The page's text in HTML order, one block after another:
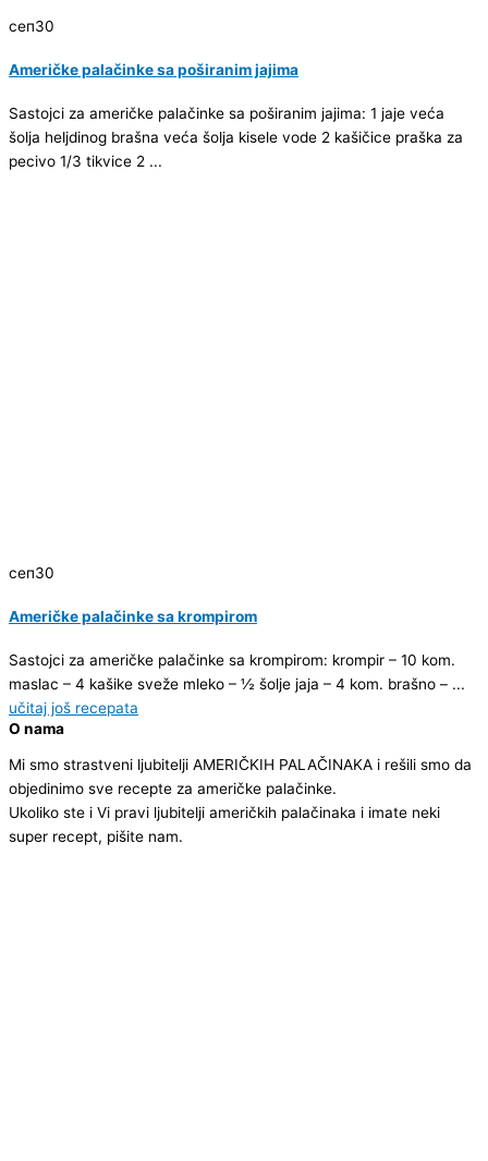
сеп30
Američke palačinke sa poširanim jajima
Sastojci za američke palačinke sa poširanim jajima: 1 jaje veća
šolja heljdinog brašna veća šolja kisele vode 2 kašičice praška za
pecivo 1/3 tikvice 2 ...
сеп30
Američke palačinke sa krompirom
Sastojci za američke palačinke sa krompirom: krompir – 10 kom.
maslac – 4 kašike sveže mleko – ½ šolje jaja – 4 kom. brašno – ...
učitaj još recepata
O nama
Mi smo strastveni ljubitelji AMERIČKIH PALAČINAKA i rešili smo da
objedinimo sve recepte za američke palačinke.
Ukoliko ste i Vi pravi ljubitelji američkih palačinaka i imate neki
super recept, pišite nam.